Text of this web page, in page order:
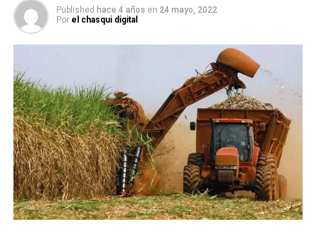
Published hace 4 años en 24 mayo, 2022
Por el chasqui digital